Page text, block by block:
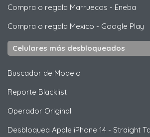
Compra o regala Marruecos - Eneba
Compra o regala Mexico - Google Play
Celulares más desbloqueados
Buscador de Modelo
Reporte Blacklist
Operador Original
Desbloquea Apple iPhone 14 - Straight